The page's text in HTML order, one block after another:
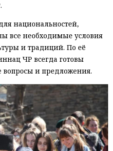
национальностей,
все необходимые условия
и традиций. По её
ЧР всегда готовы
и предложения.